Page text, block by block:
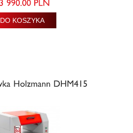
DO KOSZYKA